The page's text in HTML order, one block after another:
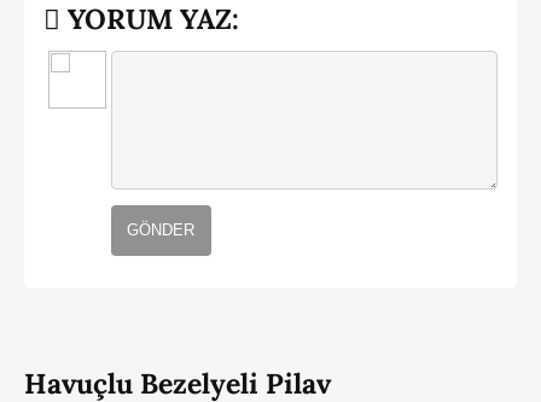
YORUM YAZ:
GÖNDER
Havuçlu Bezelyeli Pilav